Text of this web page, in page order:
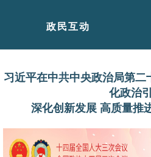
政民互动
习近平在中共中央政治局第
化政治
深化创新发展 高质量推